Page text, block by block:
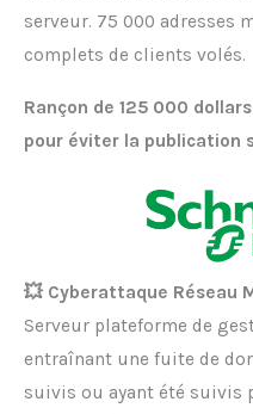
serveur. 75 000 adresses
complets de clients volés.
Rançon de 125 000
pour éviter la publication
💥 Cyberattaque Réseau
Serveur plateforme de
entraînant une fuite de
suivis ou ayant été suivis